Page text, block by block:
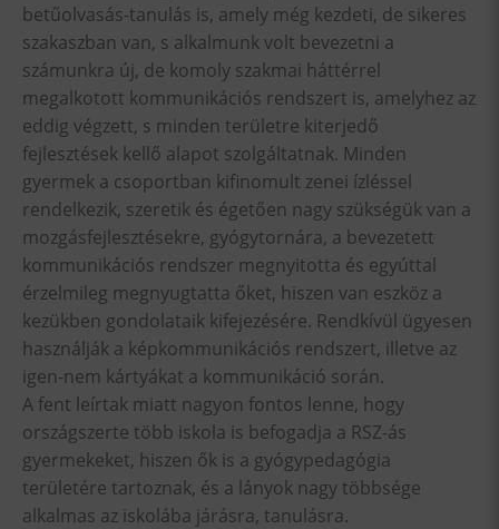
betűolvasás-tanulás is, amely még kezdeti, de sikeres
szakaszban van, s alkalmunk volt bevezetni a
számunkra új, de komoly szakmai háttérrel
megalkotott kommunikációs rendszert is, amelyhez az
eddig végzett, s minden területre kiterjedő
fejlesztések kellő alapot szolgáltatnak. Minden
gyermek a csoportban kifinomult zenei ízléssel
rendelkezik, szeretik és égetően nagy szükségük van a
mozgásfejlesztésekre, gyógytornára, a bevezetett
kommunikációs rendszer megnyitotta és egyúttal
érzelmileg megnyugtatta őket, hiszen van eszköz a
kezükben gondolataik kifejezésére. Rendkívül ügyesen
használják a képkommunikációs rendszert, illetve az
igen-nem kártyákat a kommunikáció során.
A fent leírtak miatt nagyon fontos lenne, hogy
országszerte több iskola is befogadja a RSZ-ás
gyermekeket, hiszen ők is a gyógypedagógia
területére tartoznak, és a lányok nagy többsége
alkalmas az iskolába járásra, tanulásra.